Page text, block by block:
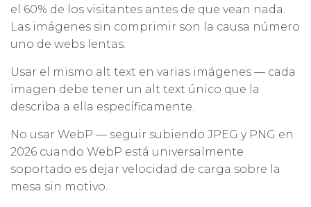
el 60% de los visitantes antes de que vean nada.
Las imágenes sin comprimir son la causa número
uno de webs lentas.
Usar el mismo alt text en varias imágenes — cada
imagen debe tener un alt text único que la
describa a ella específicamente.
No usar WebP — seguir subiendo JPEG y PNG en
2026 cuando WebP está universalmente
soportado es dejar velocidad de carga sobre la
mesa sin motivo.